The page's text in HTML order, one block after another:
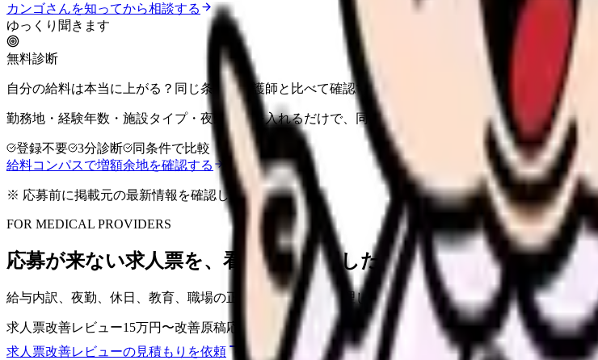
カンゴさんを知ってから相談する
ゆっくり聞きます
無料診断
自分の給料は本当に上がる？同じ条件の看護師と比べて確認できます。
勤務地・経験年数・施設タイプ・夜勤回数を入れるだけで、同条件の看護師の中での現在地と、年収
登録不要 3分診断
同条件で比較
給料コンパスで増額余地を確認する
※ 応募前に掲載元の最新情報を確認してください
FOR MEDICAL PROVIDERS
応募が来ない求人票を、看護師が確認したい内容に直せます
給与内訳、夜勤、休日、教育、職場の正直な大変さまで整理し、応募前の不安を減らす求人票へ改善し
求人票改善レビュー15万円〜改善原稿応募前FAQ
求人票改善レビューの見積もりを依頼
サービス詳細を見る